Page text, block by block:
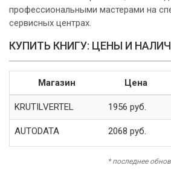
профессиональными мастерами на
сервисных центрах.
КУПИТЬ КНИГУ: ЦЕНЫ И
Магазин Цена
KRUTILVERTEL 1956 руб.
AUTODATA 2068 руб.
* последнее